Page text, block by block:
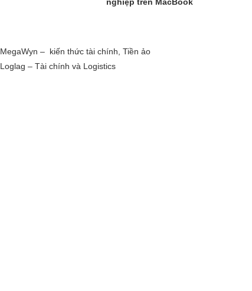
nghiệp trên MacBook
MegaWyn – kiến thức tài chính, Tiền ảo
Loglag – Tài chính và Logistics